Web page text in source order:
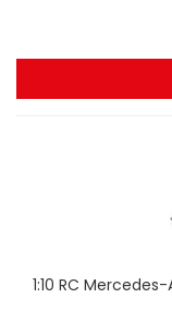
1:10 RC